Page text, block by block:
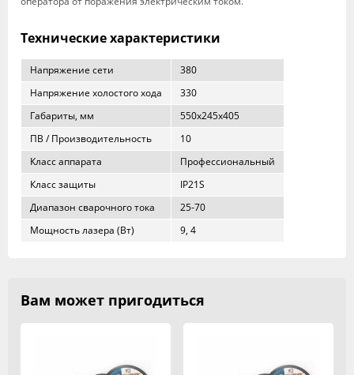
Технические характеристики
Напряжение сети
380
Напряжение холостого хода
330
Габариты, мм
550х245х405
ПВ / Производительность
10
Класс аппарата
Профессиональный
Класс защиты
IP21S
Диапазон сварочного тока
25-70
Мощность лазера (Вт)
9, 4
Вам может пригодиться